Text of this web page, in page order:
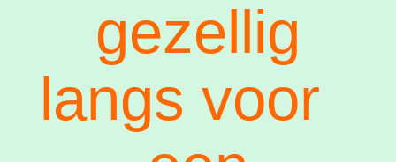
gezellig
langs voor